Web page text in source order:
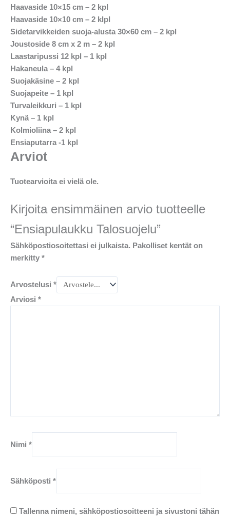
Haavaside 10×15 cm – 2 kpl
Haavaside 10×10 cm – 2 klpl
Sidetarvikkeiden suoja-alusta 30×60 cm – 2 kpl
Joustoside 8 cm x 2 m – 2 kpl
Laastaripussi 12 kpl – 1 kpl
Hakaneula – 4 kpl
Suojakäsine – 2 kpl
Suojapeite – 1 kpl
Turvaleikkuri – 1 kpl
Kynä – 1 kpl
Kolmioliina – 2 kpl
Ensiaputarra -1 kpl
Arviot
Tuotearvioita ei vielä ole.
Kirjoita ensimmäinen arvio tuotteelle
“Ensiapulaukku Talosuojelu”
Sähköpostiosoitettasi ei julkaista. Pakolliset kentät on
merkitty *
Arvostelusi *
Arviosi *
Nimi *
Sähköposti *
Tallenna nimeni, sähköpostiosoitteeni ja sivustoni tähän